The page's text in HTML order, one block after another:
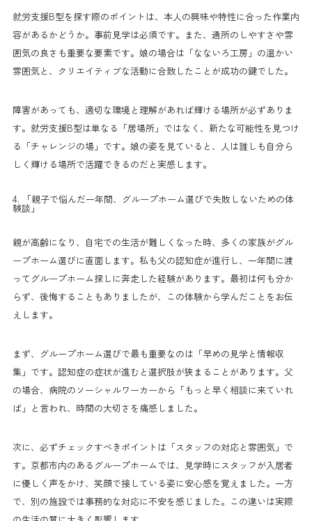
就労支援B型を探す際のポイントは、本人の興味や特性に合った作業内
容があるかどうか。事前見学は必須です。また、通所のしやすさや雰
囲気の良さも重要な要素です。娘の場合は「なないろ工房」の温かい
雰囲気と、クリエイティブな活動に合致したことが成功の鍵でした。
障害があっても、適切な環境と理解があれば輝ける場所が必ずありま
す。就労支援B型は単なる「居場所」ではなく、新たな可能性を見つけ
る「チャレンジの場」です。娘の姿を見ていると、人は誰しも自分ら
しく輝ける場所で活躍できるのだと実感します。
4. 「親子で悩んだ一年間、グループホーム選びで失敗しないための体
験談」
親が高齢になり、自宅での生活が難しくなった時、多くの家族がグル
ープホーム選びに直面します。私も父の認知症が進行し、一年間に渡
ってグループホーム探しに奔走した経験があります。最初は何も分か
らず、後悔することもありましたが、この体験から学んだことをお伝
えします。
まず、グループホーム選びで最も重要なのは「早めの見学と情報収
集」です。認知症の症状が進むと選択肢が狭まることがあります。父
の場合、病院のソーシャルワーカーから「もっと早く相談に来ていれ
ば」と言われ、時間の大切さを痛感しました。
次に、必ずチェックすべきポイントは「スタッフの対応と雰囲気」で
す。京都市内のあるグループホームでは、見学時にスタッフが入居者
に優しく声をかけ、笑顔で接している姿に安心感を覚えました。一方
で、別の施設では事務的な対応に不安を感じました。この違いは実際